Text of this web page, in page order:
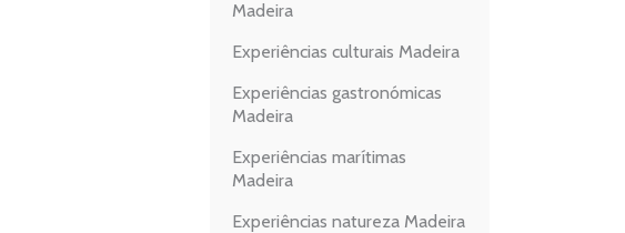
Madeira
Experiências culturais Madeira
Experiências gastronómicas
Madeira
Experiências marítimas
Madeira
Experiências natureza Madeira